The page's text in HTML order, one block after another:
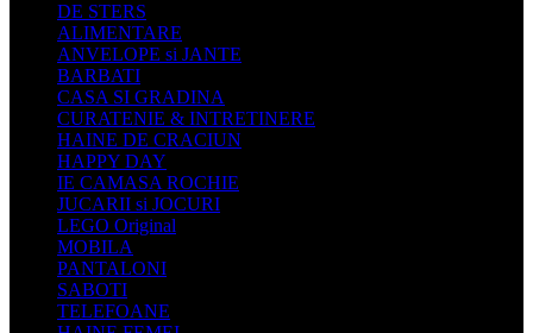
DE STERS
ALIMENTARE
ANVELOPE si JANTE
BARBATI
CASA SI GRADINA
CURATENIE & INTRETINERE
HAINE DE CRACIUN
HAPPY DAY
IE CAMASA ROCHIE
JUCARII si JOCURI
LEGO Original
MOBILA
PANTALONI
SABOTI
TELEFOANE